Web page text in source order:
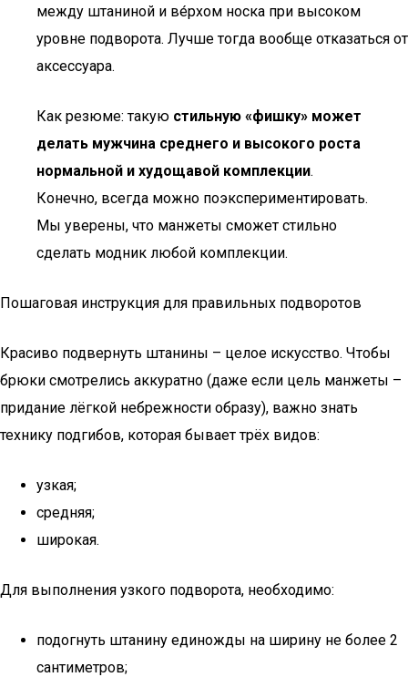
между штаниной и ве́рхом носка при высоком
уровне подворота. Лучше тогда вообще отказаться от
аксессуара.
Как резюме: такую стильную «фишку» может
делать мужчина среднего и высокого роста
нормальной и худощавой комплекции.
Конечно, всегда можно поэкспериментировать.
Мы уверены, что манжеты сможет стильно
сделать модник любой комплекции.
Пошаговая инструкция для правильных подворотов
Красиво подвернуть штанины – целое искусство. Чтобы
брюки смотрелись аккуратно (даже если цель манжеты –
придание лёгкой небрежности образу), важно знать
технику подгибов, которая бывает трёх видов:
узкая;
средняя;
широкая.
Для выполнения узкого подворота, необходимо:
подогнуть штанину единожды на ширину не более 2
сантиметров;